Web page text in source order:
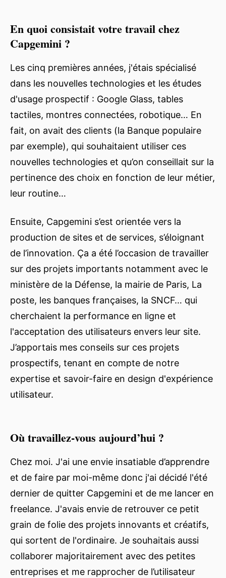
En quoi consistait votre travail chez
Capgemini ?
Les cinq premières années, j'étais spécialisé
dans les nouvelles technologies et les études
d'usage prospectif : Google Glass, tables
tactiles, montres connectées, robotique… En
fait, on avait des clients (la Banque populaire
par exemple), qui souhaitaient utiliser ces
nouvelles technologies et qu’on conseillait sur la
pertinence des choix en fonction de leur métier,
leur routine…
Ensuite, Capgemini s’est orientée vers la
production de sites et de services, s’éloignant
de l’innovation. Ça a été l’occasion de travailler
sur des projets importants notamment avec le
ministère de la Défense, la mairie de Paris, La
poste, les banques françaises, la SNCF… qui
cherchaient la performance en ligne et
l'acceptation des utilisateurs envers leur site.
J’apportais mes conseils sur ces projets
prospectifs, tenant en compte de notre
expertise et savoir-faire en design d'expérience
utilisateur.
Où travaillez-vous aujourd’hui ?
Chez moi. J'ai une envie insatiable d’apprendre
et de faire par moi-même donc j'ai décidé l'été
dernier de quitter Capgemini et de me lancer en
freelance. J'avais envie de retrouver ce petit
grain de folie des projets innovants et créatifs,
qui sortent de l'ordinaire. Je souhaitais aussi
collaborer majoritairement avec des petites
entreprises et me rapprocher de l’utilisateur